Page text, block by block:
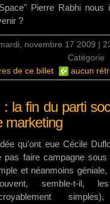
Pierre Rabhi nous
?
novembre 17 2009 |
Catégorie
de ce billet
aucun
: la fin du parti
marketing
qu'ont eue Cécile
pas faire campagne
et néanmoins
semble-t-il,